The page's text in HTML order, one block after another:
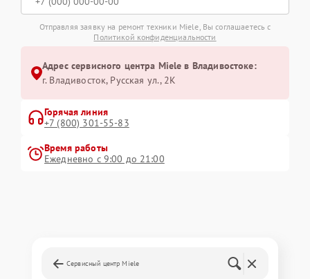
Отправляя заявку на ремонт техники Miele, Вы соглашаетесь с
Политикой конфиденциальности
Адрес сервисного центра Miele в Владивостоке:
г. Владивосток, Русская ул., 2К
Горячая линия
+7 (800) 301-55-83
Время работы
Ежедневно с 9:00 до 21:00
Сервисный центр Miele